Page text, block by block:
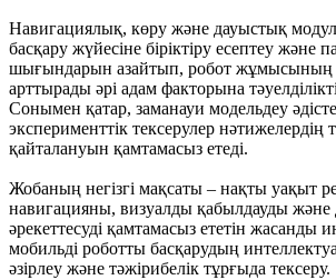
Навигациялық, көру және дауыстық
басқару жүйесіне біріктіру есептеу және
шығындарын азайтып, робот жұмысының
арттырады әрі адам факторына
Сонымен қатар, заманауи модельдеу
эксперименттік тексерулер
қайталануын қамтамасыз етеді.
Жобаның негізгі мақсаты – нақты уақыт
навигацияны, визуалды қабылдауды және
әрекеттесуді қамтамасыз ететін жасанды
мобильді роботты басқарудың
әзірлеу және тәжірибелік тұрғыда тексеру.